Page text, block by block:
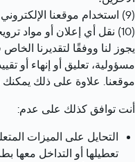
(9) استخدام موقعنا الإلكتروني لأي غرض تجاري؛ أو
(10) نقل أي إعلان أو مواد ترويجية على موقعنا
يجوز لنا ووفقًا لتقديرنا
مسؤولية، تعليق أو إنهاء أو
موقعنا. علاوة على ذلك
أنت توافق كذلك على عدم:
التحايل على الميزات
تعطيلها أو التداخل معها